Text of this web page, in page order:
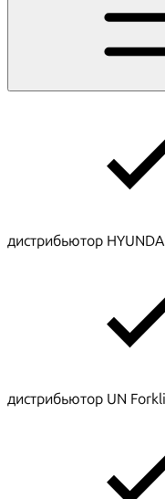
дистрибьютор
дистрибьютор UN